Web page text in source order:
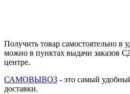
Получить товар самостоятельно в
можно в пунктах выдачи заказов
центре.
САМОВЫВОЗ - это самый
доставки.